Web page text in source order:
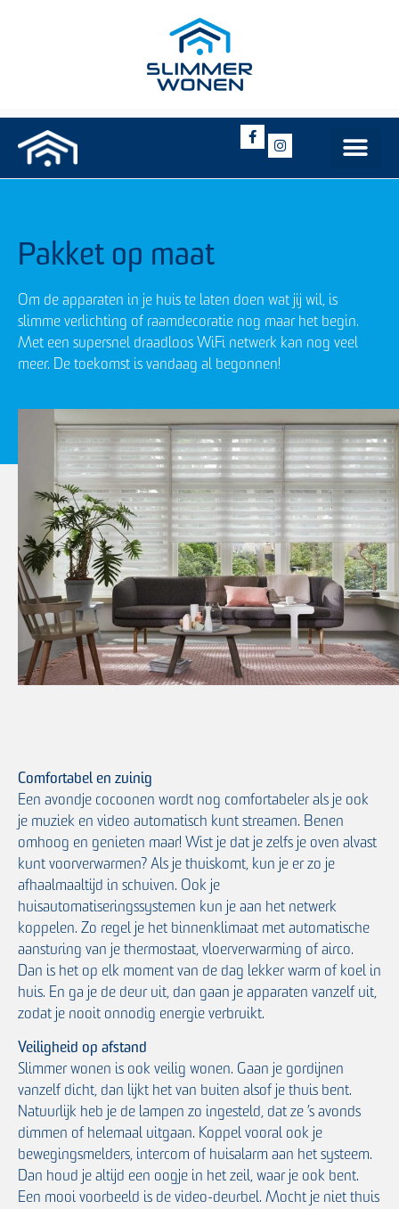
Pakket op maat
Om de apparaten in je huis te laten doen wat jij wil, is
slimme verlichting of raamdecoratie nog maar het begin.
Met een supersnel draadloos WiFi netwerk kan nog veel
meer. De toekomst is vandaag al begonnen!
Comfortabel en zuinig
Een avondje cocoonen wordt nog comfortabeler als je ook
je muziek en video automatisch kunt streamen. Benen
omhoog en genieten maar! Wist je dat je zelfs je oven alvast
kunt voorverwarmen? Als je thuiskomt, kun je er zo je
afhaalmaaltijd in schuiven. Ook je
huisautomatiseringssystemen kun je aan het netwerk
koppelen. Zo regel je het binnenklimaat met automatische
aansturing van je thermostaat, vloerverwarming of airco.
Dan is het op elk moment van de dag lekker warm of koel in
huis. En ga je de deur uit, dan gaan je apparaten vanzelf uit,
zodat je nooit onnodig energie verbruikt.
Veiligheid op afstand
Slimmer wonen is ook veilig wonen. Gaan je gordijnen
vanzelf dicht, dan lijkt het van buiten alsof je thuis bent.
Natuurlijk heb je de lampen zo ingesteld, dat ze ’s avonds
dimmen of helemaal uitgaan. Koppel vooral ook je
bewegingsmelders, intercom of huisalarm aan het systeem.
Dan houd je altijd een oogje in het zeil, waar je ook bent.
Een mooi voorbeeld is de video-deurbel. Mocht je niet thuis